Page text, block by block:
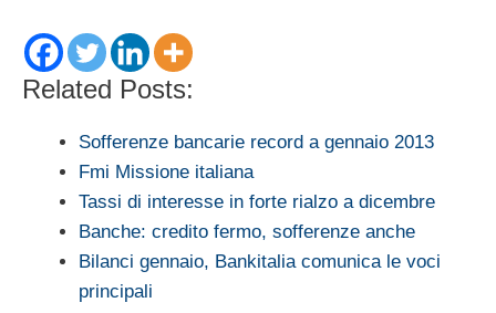
Related Posts:
Sofferenze bancarie record a gennaio 2013
Fmi Missione italiana
Tassi di interesse in forte rialzo a dicembre
Banche: credito fermo, sofferenze anche
Bilanci gennaio, Bankitalia comunica le voci
principali